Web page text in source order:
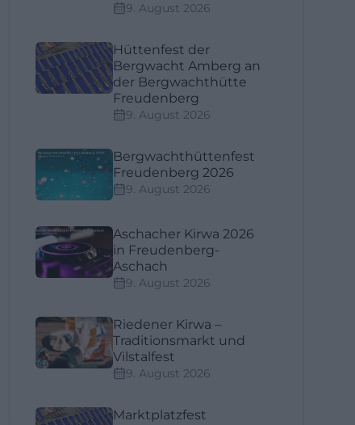
9. August 2026
Hüttenfest der
Bergwacht Amberg an
der Bergwachthütte
Freudenberg
9. August 2026
Bergwachthüttenfest
Freudenberg 2026
9. August 2026
Aschacher Kirwa 2026
in Freudenberg-
Aschach
9. August 2026
Riedener Kirwa –
Traditionsmarkt und
Vilstalfest
9. August 2026
Marktplatzfest